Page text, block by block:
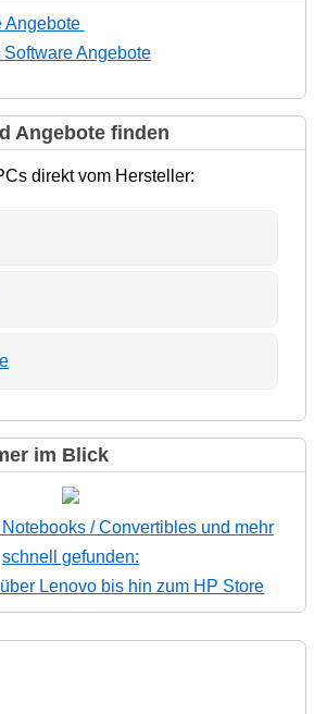
Angebote
Angebote
Angebote finden
direkt vom Hersteller:
im Blick
/ Convertibles und mehr
schnell gefunden:
Lenovo bis hin zum HP Store